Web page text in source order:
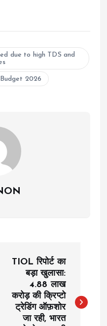
due to high TDS and
2026
TIOL रिपोर्ट का
बड़ा खुलासा:
₹4.88 लाख
करोड़ की क्रिप्टो
ट्रेडिंग ऑफ़शोर
जा रही, भारत